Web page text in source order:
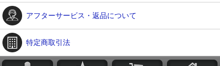
アフターサービス・返品について
特定商取引法